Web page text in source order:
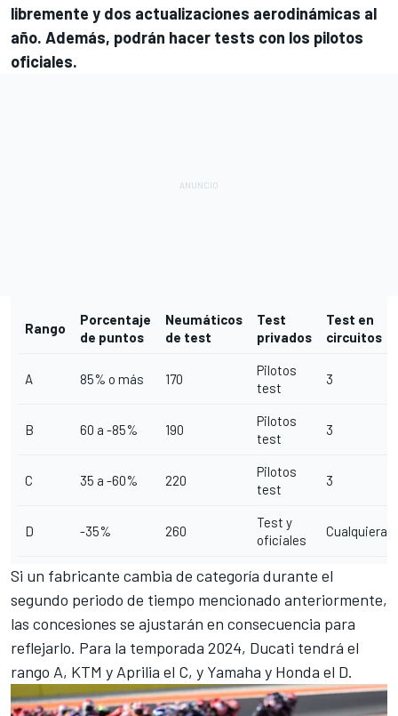
libremente y dos actualizaciones aerodinámicas al
año. Además, podrán hacer tests con los pilotos
oficiales.
Rango
Porcentaje
de puntos
Neumáticos
de test
Test
privados
Test en
circuitos
A 85% o más 170
Pilotos
test
3
B 60 a -85% 190
Pilotos
test
3
C 35 a -60% 220
Pilotos
test
3
D -35% 260
Test y
oficiales
Cualquiera
Si un fabricante cambia de categoría durante el
segundo periodo de tiempo mencionado anteriormente,
las concesiones se ajustarán en consecuencia para
reflejarlo. Para la temporada 2024, Ducati tendrá el
rango A, KTM y Aprilia el C, y Yamaha y Honda el D.